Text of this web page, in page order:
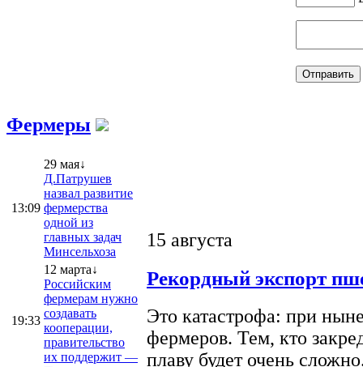
Фермеры
13:09
29 мая↓
Д.Патрушев
назвал развитие
фермерства
одной из
главных задач
Минсельхоза
19:33
12 марта↓
Российским
фермерам нужно
создавать
кооперации,
правительство
их поддержит —
15 августа
Рекордный экспорт
Это катастрофа: при
фермеров. Тем, кто
плаву будет очень